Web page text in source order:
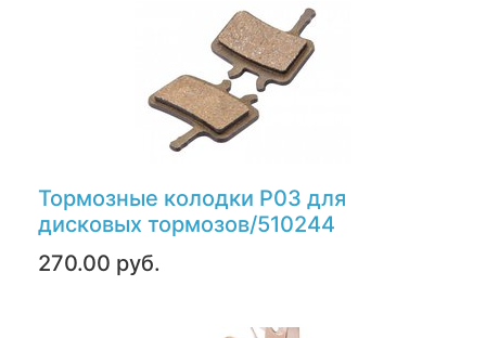
Тормозные колодки P03 для
дисковых тормозов/510244
270.00 руб.